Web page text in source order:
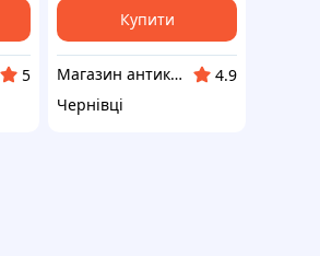
5
Купити
Магазин антикваріату
4.9
Чернівці